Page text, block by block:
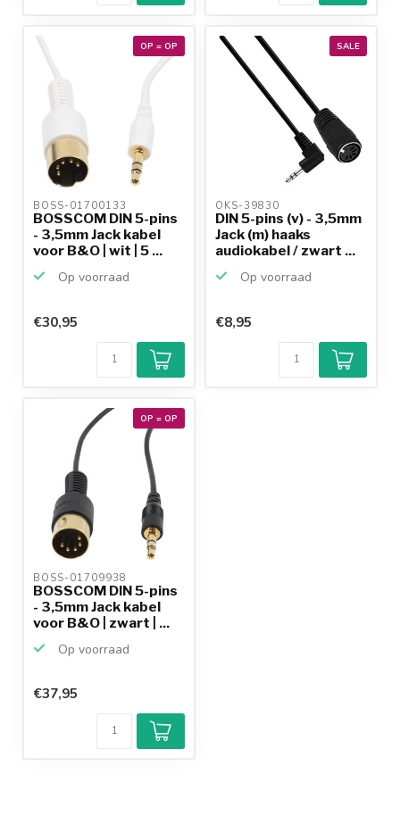
OP = OP
BOSS-01700133
BOSSCOM DIN 5-pins
- 3,5mm Jack kabel
voor B&O | wit | 5 ...
Op voorraad
€30,95
SALE
OKS-39830
DIN 5-pins (v) - 3,5mm
Jack (m) haaks
audiokabel / zwart ...
Op voorraad
€8,95
OP = OP
BOSS-01709938
BOSSCOM DIN 5-pins
- 3,5mm Jack kabel
voor B&O | zwart | ...
Op voorraad
€37,95